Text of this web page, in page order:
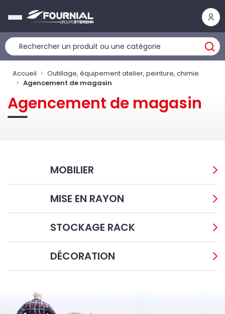
Accueil
Outillage, équipement atelier, peinture, chimie
Agencement de magasin
Agencement de magasin
MOBILIER
MISE EN RAYON
STOCKAGE RACK
DÉCORATION